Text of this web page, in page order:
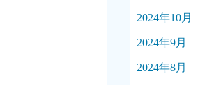
2024年10月
2024年9月
2024年8月